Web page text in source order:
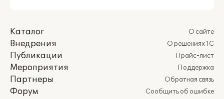
Каталог
Внедрения
Публикации
Мероприятия
Партнеры
Форум
О сайте
О решениях 1С
Прайс-лист
Поддержка
Обратная связь
Сообщить об ошибке